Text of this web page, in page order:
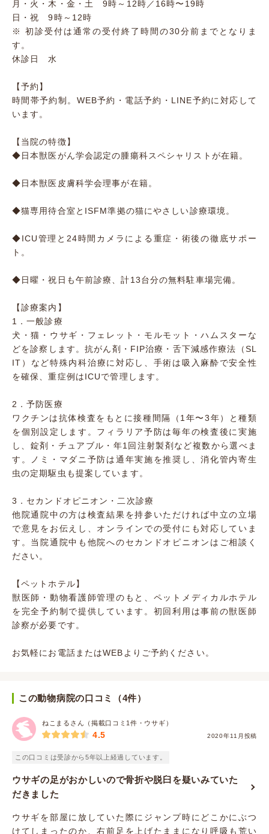
月・火・木・金・土 9時～12時／16時〜19時
日・祝 9時～12時
※ 初診受付は通常の受付終了時間の30分前までとなりま
す。
休診日 水
【予約】
時間帯予約制。WEB予約・電話予約・LINE予約に対応して
います。
【当院の特徴】
◆日本獣医がん学会認定の腫瘍科スペシャリストが在籍。
◆日本獣医皮膚科学会理事が在籍。
◆猫専用待合室とISFM準拠の猫にやさしい診療環境。
◆ICU管理と24時間カメラによる重症・術後の徹底サポー
ト。
◆日曜・祝日も午前診療、計13台分の無料駐車場完備。
【診療案内】
1．一般診療
犬・猫・ウサギ・フェレット・モルモット・ハムスターな
どを診察します。抗がん剤・FIP治療・舌下減感作療法（SL
IT）など特殊内科治療に対応し、手術は吸入麻酔で安全性
を確保、重症例はICUで管理します。
2．予防医療
ワクチンは抗体検査をもとに接種間隔（1年〜3年）と種類
を個別設定します。フィラリア予防は毎年の検査後に実施
し、錠剤・チュアブル・年1回注射製剤など複数から選べま
す。ノミ・マダニ予防は通年実施を推奨し、消化管内寄生
虫の定期駆虫も提案しています。
3．セカンドオピニオン・二次診療
他院通院中の方は検査結果を持参いただければ中立の立場
で意見をお伝えし、オンラインでの受付にも対応していま
す。当院通院中も他院へのセカンドオピニオンはご相談く
ださい。
【ペットホテル】
獣医師・動物看護師管理のもと、ペットメディカルホテル
を完全予約制で提供しています。初回利用は事前の獣医師
診察が必要です。
お気軽にお電話またはWEBよりご予約ください。
この動物病院の口コミ（4件）
ねこまるさん（掲載口コミ1件・ウサギ）
2020年11月投稿
4.5
この口コミは受診から5年以上経過しています。
ウサギの足がおかしいので骨折や脱臼を疑いみていた
だきました
ウサギを部屋に放していた際にジャンプ時にどこかにぶつ
けてしまったのか、右前足を上げたままになり呼吸も荒い